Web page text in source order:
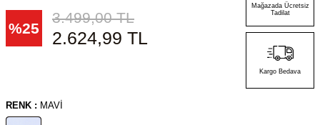
%25
3.499,00TL
2.624,99 TL
Mağazada Ücretsiz
Tadilat
Kargo Bedava
RENK : MAVI